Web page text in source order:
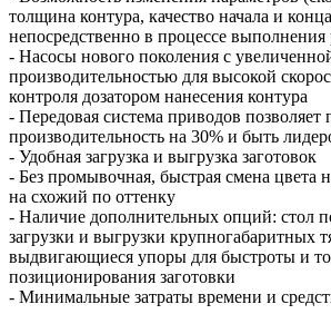
толщина контура, качество начала и
непосредственно в процессе выполнения
- Насосы нового поколения с
производительностью для высокой
контроля дозатором нанесения контура
- Передовая система приводов позволяет
производительность на 30% и быть
- Удобная загрузка и выгрузка заготовок
- Без промывочная, быстрая смена цвета
на схожий по оттенку
- Наличие дополнительных опций: стол
загрузки и выгрузки крупногабаритных
выдвигающиеся упоры для быстроты и
позиционирования заготовки
- Минимальные затраты времени и